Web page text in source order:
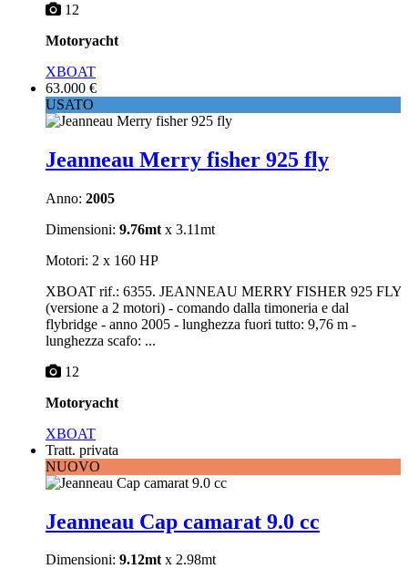
12
Motoryacht
XBOAT
63.000 €
USATO
Jeanneau Merry fisher 925 fly
Anno: 2005
Dimensioni: 9.76mt x 3.11mt
Motori: 2 x 160 HP
XBOAT rif.: 6355. JEANNEAU MERRY FISHER 925 FLY
(versione a 2 motori) - comando dalla timoneria e dal
flybridge - anno 2005 - lunghezza fuori tutto: 9,76 m -
lunghezza scafo: ...
12
Motoryacht
XBOAT
Tratt. privata
NUOVO
Jeanneau Cap camarat 9.0 cc
Dimensioni: 9.12mtx 2.98mt